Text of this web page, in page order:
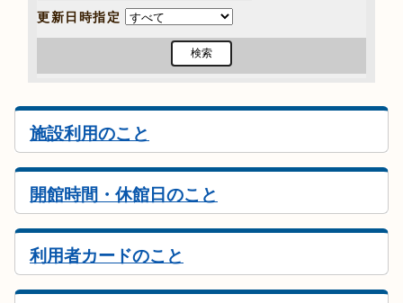
更新日時指定
施設利用のこと
開館時間・休館日のこと
利用者カードのこと